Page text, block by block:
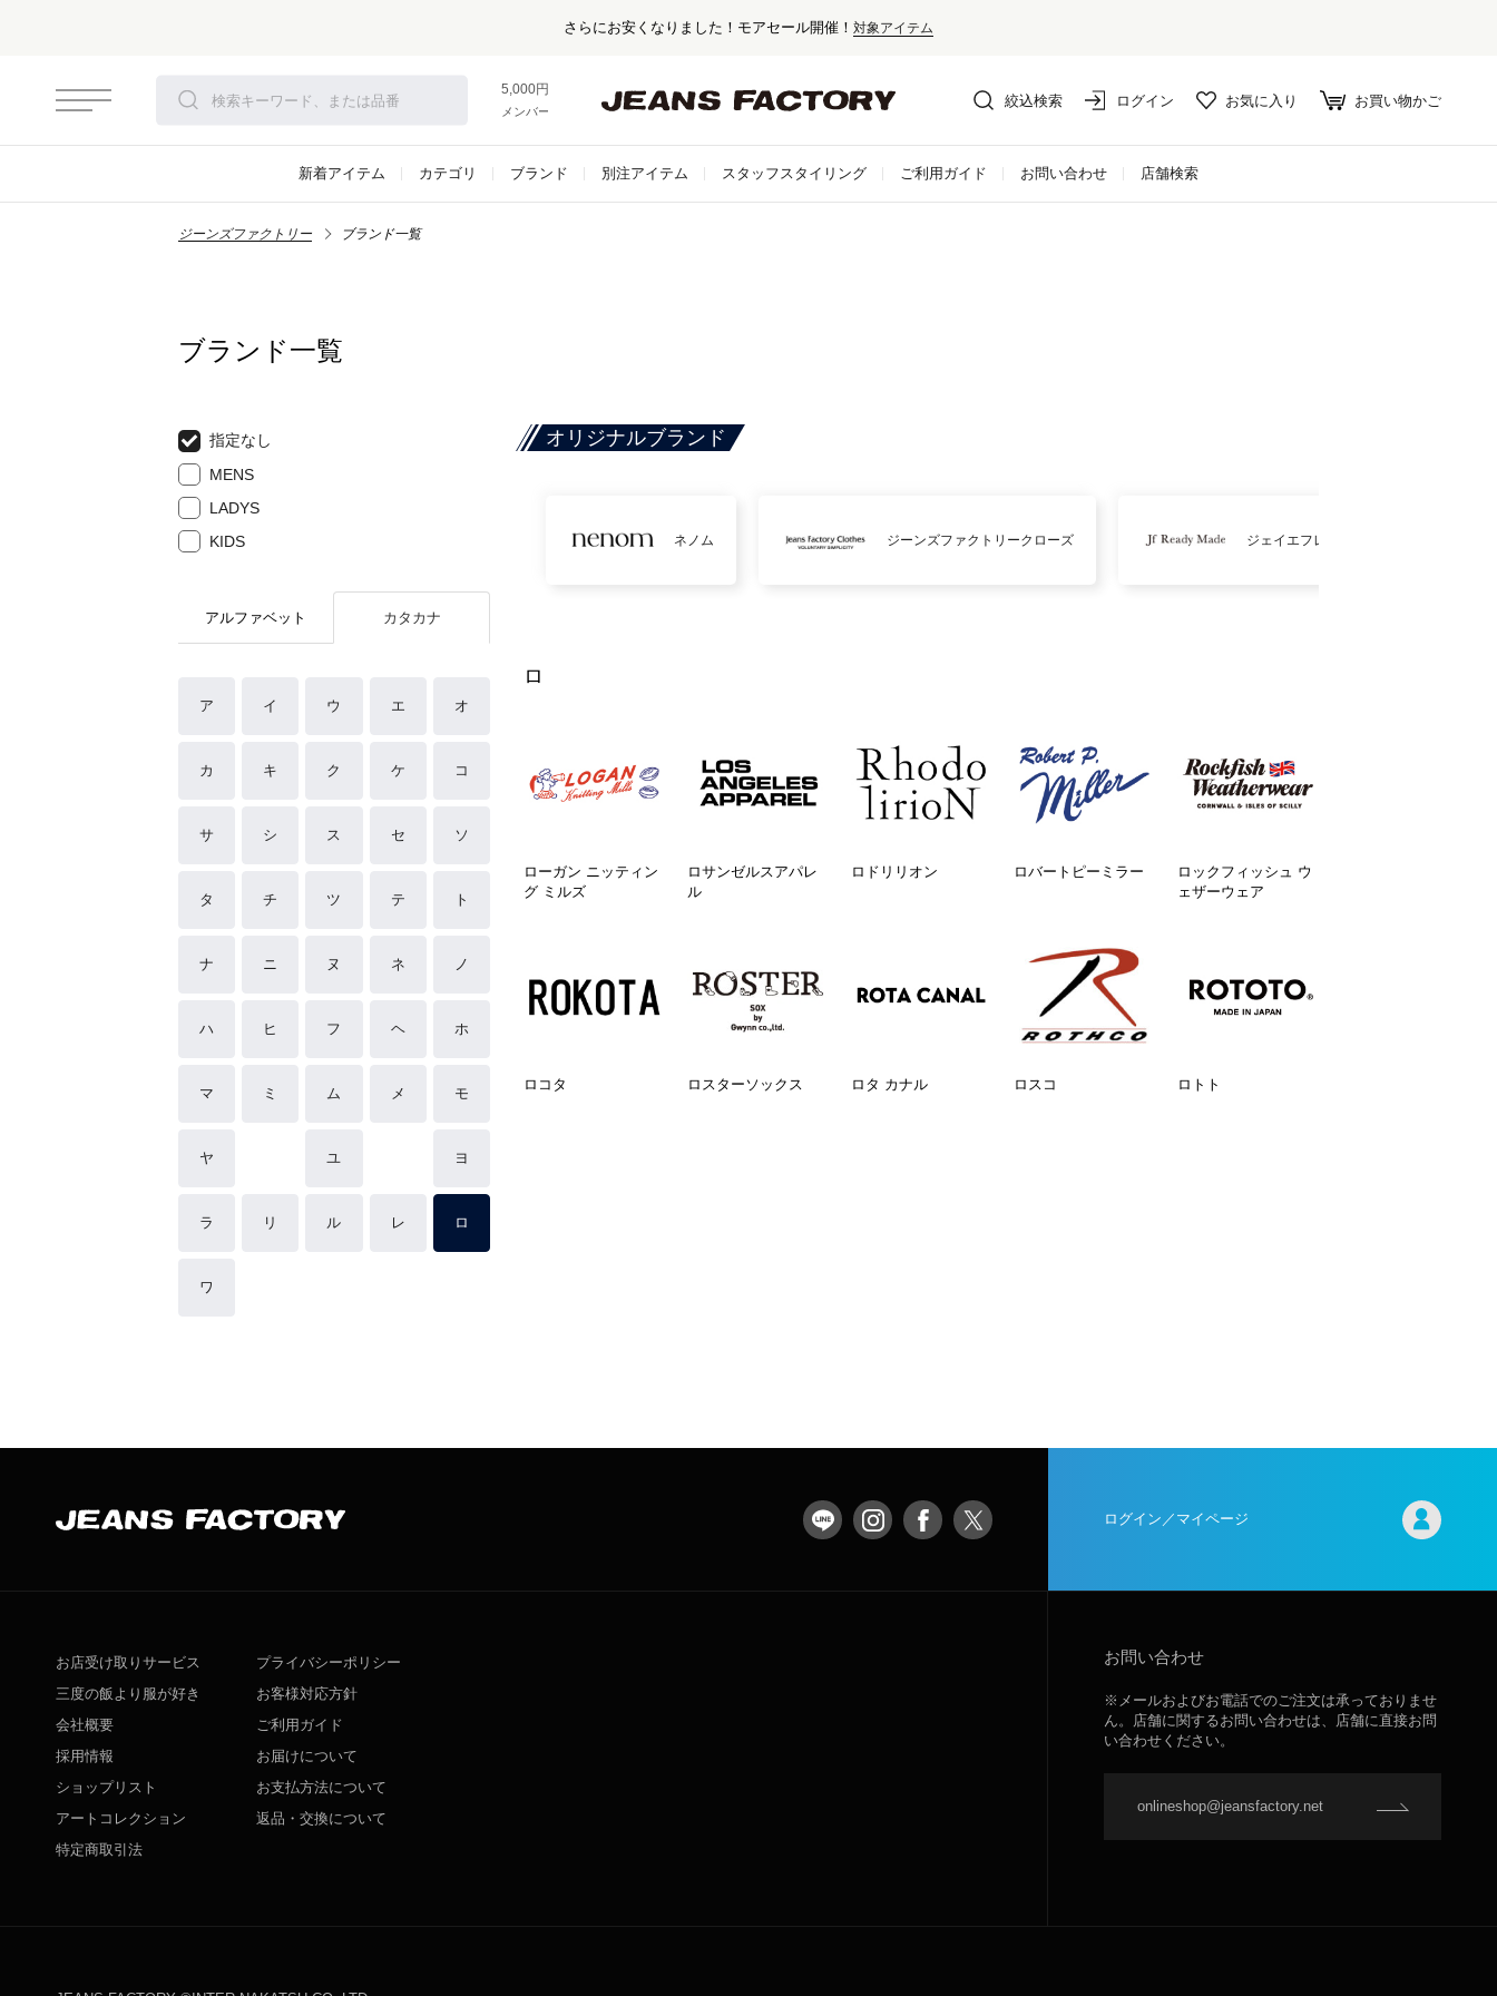
さらにお安くなりました！モアセール開催！ 対象アイテム
5,000円以上お買い上げで送料無料！
メンバー登録でお得な情報をゲット。さらに詳しく
絞込検索 ログイン お気に入り お買い物かご
新着アイテム カテゴリ ブランド 別注アイテム スタッフスタイリング ご利用ガイド お問い合わせ 店舗検索
ジーンズファクトリー ブランド一覧
ブランド一覧
指定なし
MENS
LADYS
KIDS
アルファベット カタカナ
ア イ ウ エ オ
カ キ ク ケ コ
サ シ ス セ ソ
タ チ ツ テ ト
ナ ニ ヌ ネ ノ
ハ ヒ フ ヘ ホ
マ ミ ム メ モ
ヤ ユ ヨ
ラ リ ル レ ロ
ワ
オリジナルブランド
ネノム ジーンズファクトリークローズ ジェイエフレディメイド
ロ
ローガン ニッティン
グ ミルズ
ロサンゼルスアパレ
ル
ロドリリオン ロバートピーミラー
ロックフィッシュ ウ
ェザーウェア
ロコタ ロスターソックス ロタ カナル ロスコ ロトト
ログイン／マイページ
お店受け取りサービス
三度の飯より服が好き
会社概要
採用情報
ショップリスト
アートコレクション
特定商取引法
プライバシーポリシー
お客様対応方針
ご利用ガイド
お届けについて
お支払方法について
返品・交換について
お問い合わせ
※メールおよびお電話でのご注文は承っておりませ
ん。店舗に関するお問い合わせは、店舗に直接お問
い合わせください。
onlineshop@jeansfactory.net